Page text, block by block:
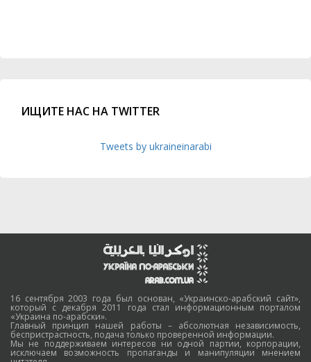
ИЩИТЕ НАС НА TWITTER
Tweets by ukraineinarabi
16 сентября 2003 года был основан, «Украинско-арабский сайт»,
который с декабря 2011 года стал информационным порталом
«Украина по-арабски».
Главный принцип нашей работы – абсолютная независимость,
беспристрастность, подача только проверенной информации.
Мы не поддерживаем интересов ни одной партии, корпорации,
исключаем возможность пропаганды и манипуляции мнением